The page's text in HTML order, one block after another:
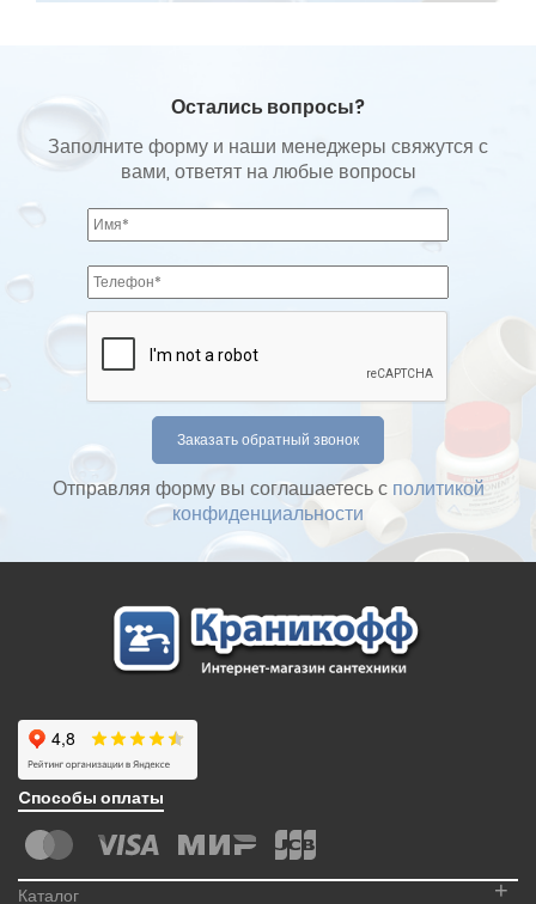
Остались вопросы?
Заполните форму и наши менеджеры свяжутся с
вами, ответят на любые вопросы
Отправляя форму вы соглашаетесь с политикой
конфиденциальности
Cпособы оплаты
Каталог +